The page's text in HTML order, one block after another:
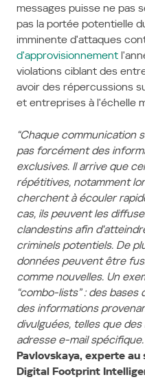
messages puisse ne pas
pas la portée potentielle
imminente d'attaques
d'approvisionnement
violations ciblant des
avoir des répercussions
et entreprises à l'échelle
“Chaque communication
pas forcément des
exclusives. Il arrive que
répétitives, notamment
cherchent à écouler
cas, ils peuvent les
clandestins afin
criminels potentiels. De
données peuvent être
comme nouvelles. Un
“combo-lists” : des
des informations
divulguées, telles que
adresse e-mail
Pavlovskaya, experte au
Digital Footprint